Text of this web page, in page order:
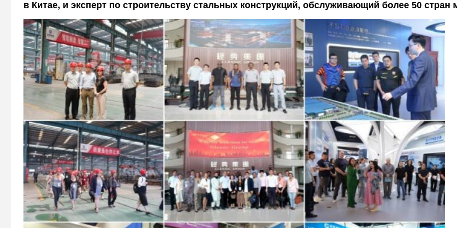
в Китае, и эксперт по строительству стальных конструкций, обслуживающий более 50 стран